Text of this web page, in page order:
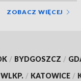
ZOBACZ WIĘCEJ
/ BYDGOSZCZ /
/ KATOWICE /